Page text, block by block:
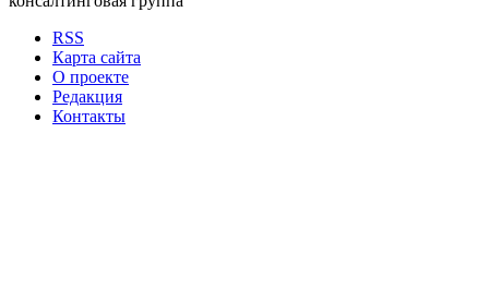
RSS
Карта сайта
О проекте
Редакция
Контакты